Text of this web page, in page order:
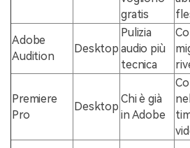
gratis
Adobe
Audition
Desktop
Pulizia
audio più
tecnica
Premiere
Pro
Desktop
Chi è già
in Adobe